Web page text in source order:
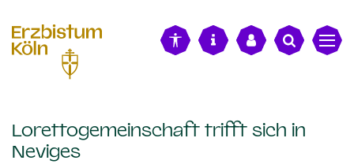
Lorettogemeinschaft trifft sich in
Neviges: